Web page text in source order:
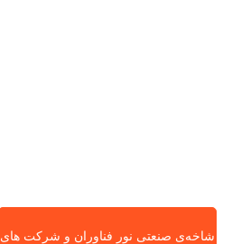
شاخه‌ی صنعتی نور فناوران و شرکت های